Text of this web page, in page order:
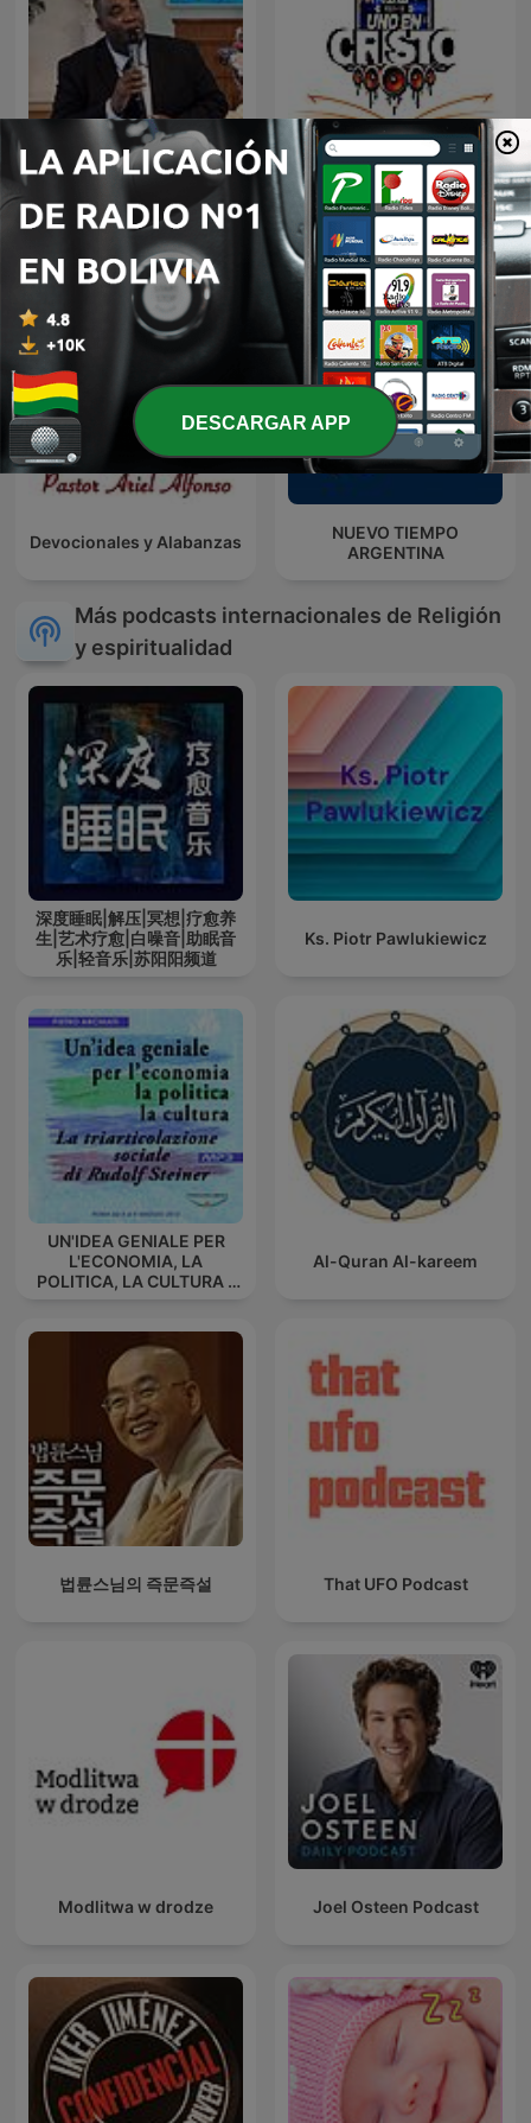
Alabanza y Reflexión Audio Biblia
Devocionales y Alabanzas
NUEVO TIEMPO
ARGENTINA
Más podcasts internacionales de Religión
y espiritualidad
深度睡眠|解压|冥想|疗愈养
生|艺术疗愈|白噪音|助眠音
乐|轻音乐|苏阳阳频道
Ks. Piotr Pawlukiewicz
UN'IDEA GENIALE PER
L'ECONOMIA, LA
POLITICA, LA CULTURA -
Al-Quran Al-kareem
법륜스님의 즉문즉설 That UFO Podcast
Modlitwa w drodze Joel Osteen Podcast
DESCARGAR APP